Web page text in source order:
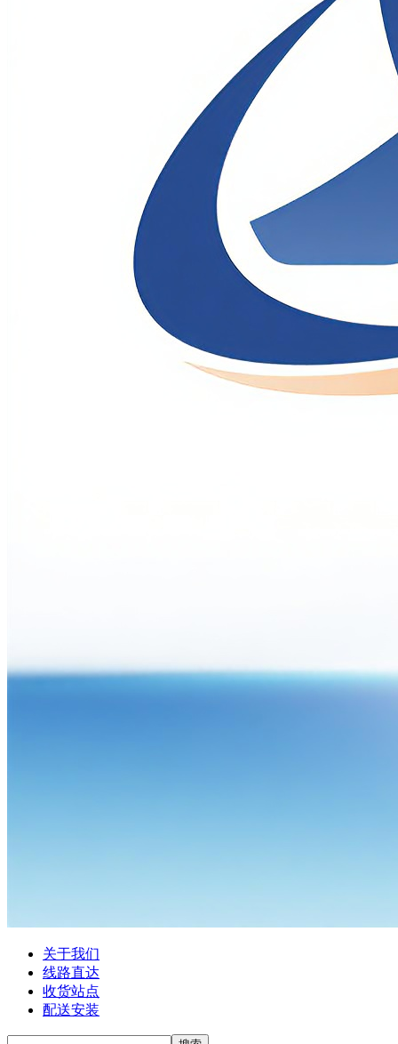
关于我们
线路直达
收货站点
配送安装